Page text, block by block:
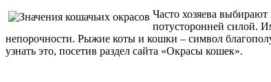
Часто хозяева
потусторонней силой.
непорочности. Рыжие коты и кошки – символ
узнать это, посетив раздел сайта «Окрасы кошек».